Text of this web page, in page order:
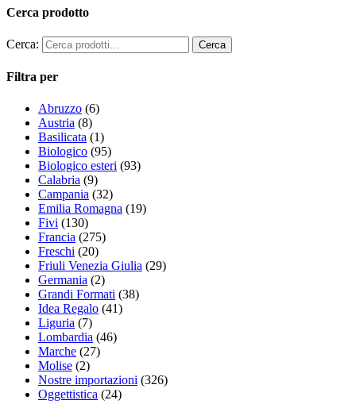
Cerca prodotto
Cerca:
Filtra per
Abruzzo (6)
Austria (8)
Basilicata (1)
Biologico (95)
Biologico esteri (93)
Calabria (9)
Campania (32)
Emilia Romagna (19)
Fivi (130)
Francia (275)
Freschi (20)
Friuli Venezia Giulia (29)
Germania (2)
Grandi Formati (38)
Idea Regalo (41)
Liguria (7)
Lombardia (46)
Marche (27)
Molise (2)
Nostre importazioni (326)
Oggettistica (24)